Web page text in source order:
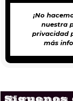
¡No
nuestra
privacidad
más